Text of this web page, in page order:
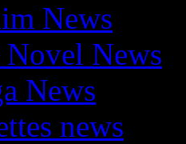
News
News
News
news